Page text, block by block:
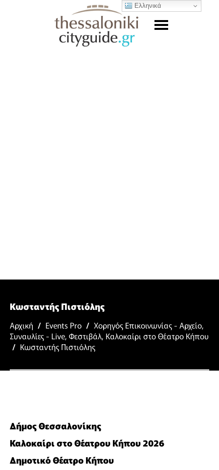
Κωσταντής Πιστιόλης
Αρχική / Events Pro / Χορηγός Επικοινωνίας - Αρχείο,
Συναυλίες - Live, Φεστιβάλ, Καλοκαίρι στο Θέατρο Κήπου
/ Κωσταντής Πιστιόλης
Δήμος Θεσσαλονίκης
Καλοκαίρι στο Θέατρου Κήπου 2026
Δημοτικό Θέατρο Κήπου
Ελληνικά